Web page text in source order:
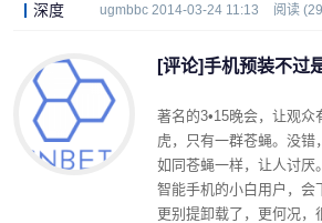
深度 ugmbbc 2014-03-24 11:13 阅读
[评论]手机预装不过
著名的3•15晚会，让观
虎，只有一群苍蝇。没错
如同苍蝇一样，让人讨厌
智能手机的小白用户，会
更别提卸载了，更何况，